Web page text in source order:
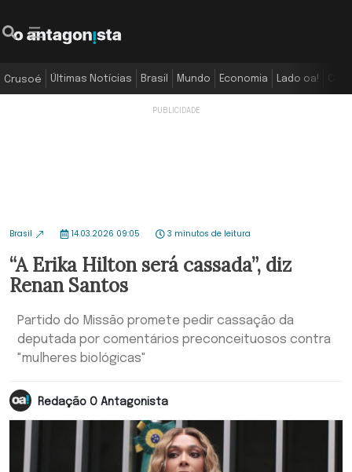
Crusoé Últimas Notícias Brasil Mundo Economia Lado oa!
Brasil 14.03.2026 09:05 3 minutos de leitura
“A Erika Hilton será cassada”, diz
Renan Santos
Partido do Missão promete pedir cassação da
deputada por comentários preconceituosos contra
"mulheres biológicas"
Redação O Antagonista